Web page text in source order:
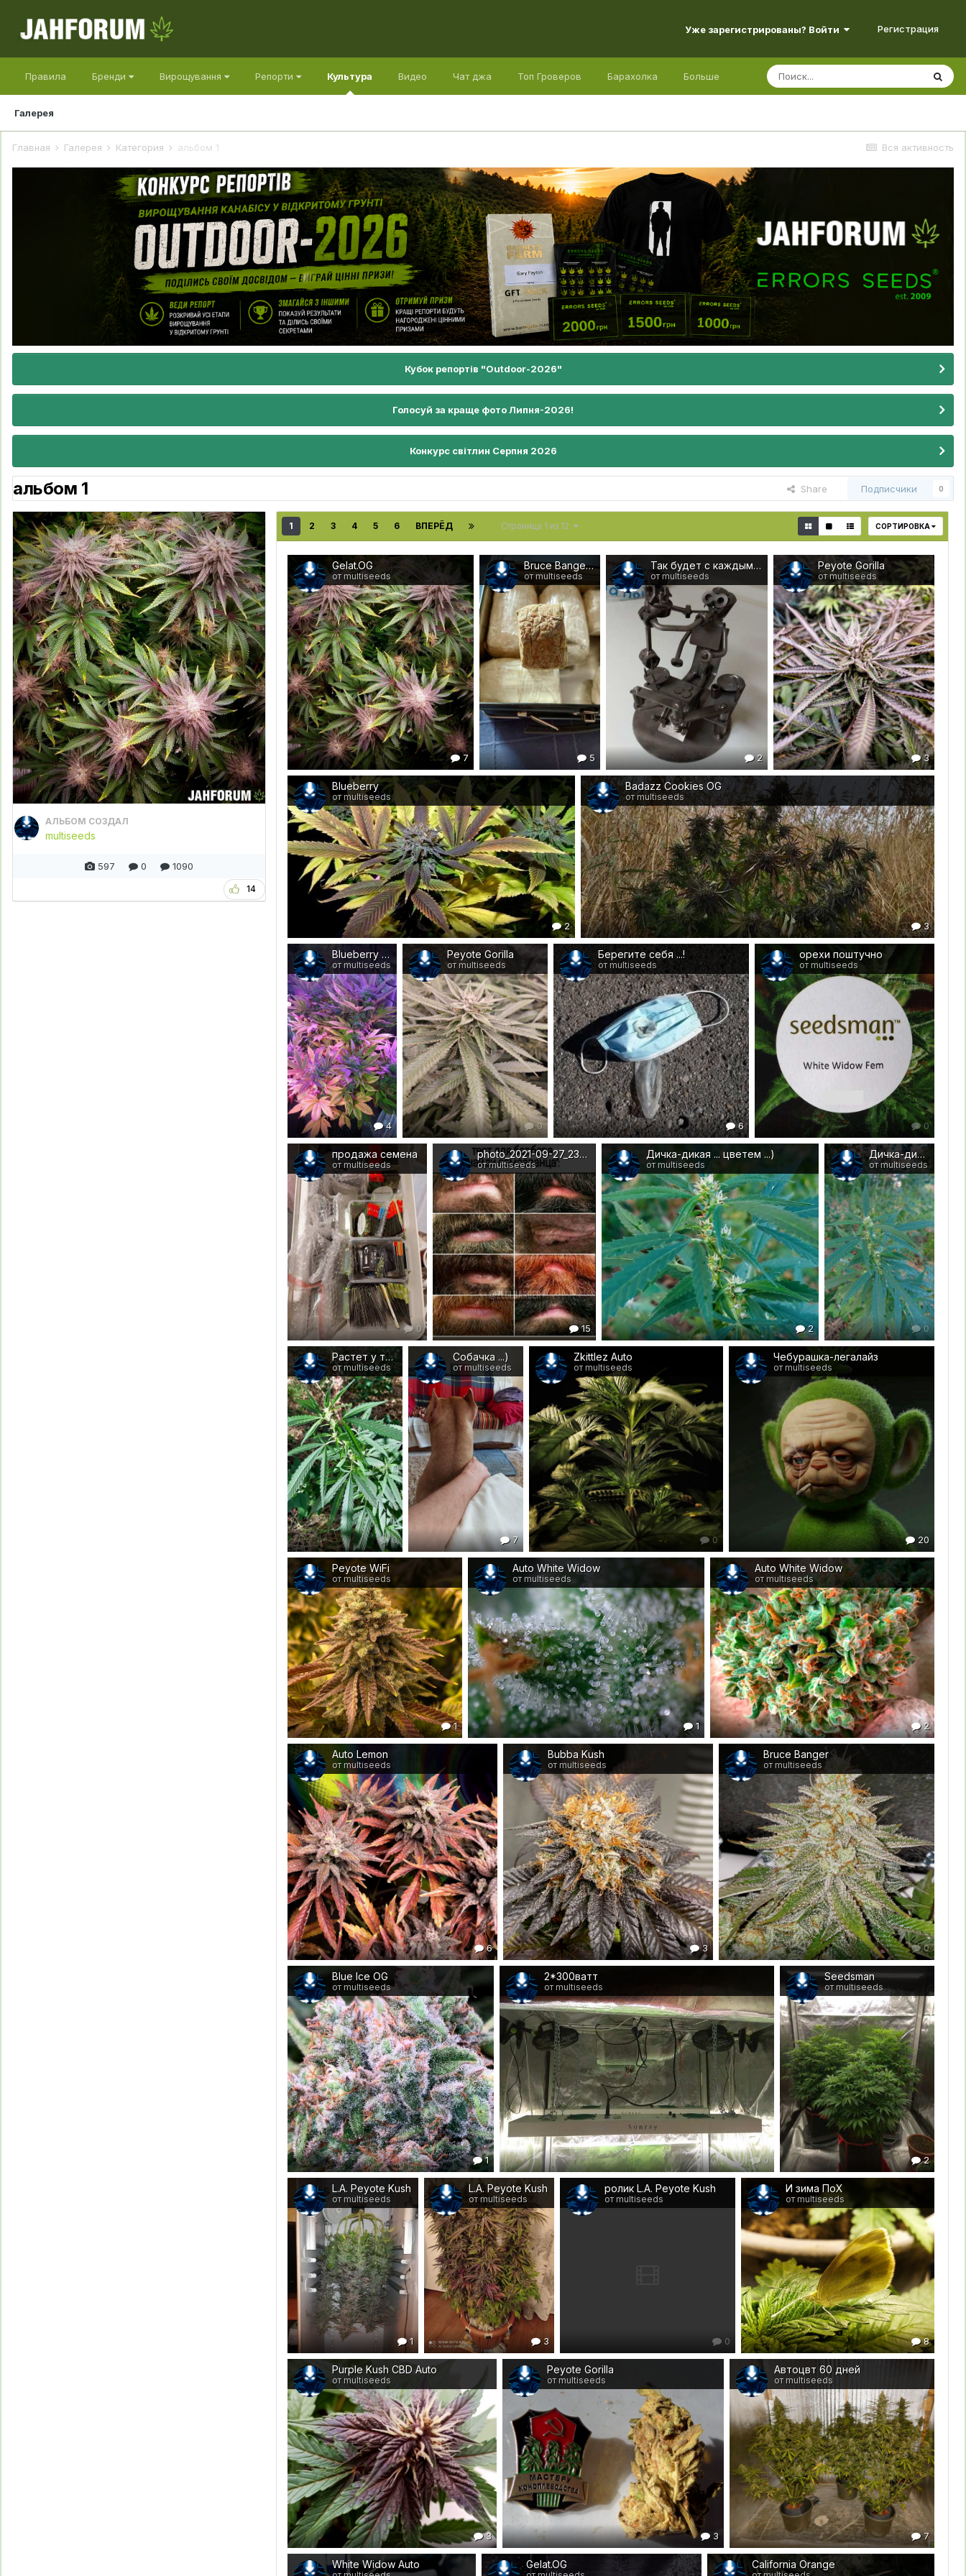
Уже зарегистрированы? Войти Регистрация
Правила Бренди Вирощування Репорти Культура
Галерея
Видео Чат джа Топ Гроверов Барахолка Больше
Вся активность
Главная Галерея Категория альбом 1
Кубок репортів "Outdoor-2026"
Голосуй за краще фото Липня-2026!
Конкурс світлин Серпня 2026
альбом 1 Share Подписчики 0
АЛЬБОМ СОЗДАЛ
multiseeds
597 0 1090
14
СОРТИРОВКА
1 2 3 4 5 6 ВПЕРЁД Страница 1 из 12
Gelat.OG
от multiseeds
7
Bruce Banger Fast
от multiseeds
5
Так будет с каждым ...))
от multiseeds
2
Peyote Gorilla
от multiseeds
3
Blueberry
от multiseeds
2
Badazz Cookies OG
от multiseeds
3
Blueberry fem
от multiseeds
4
Peyote Gorilla
от multiseeds
0
Берегите себя ...!
от multiseeds
6
орехи поштучно
от multiseeds
0
продажа семена
от multiseeds
0
photo_2021-09-27_23-51-55.jpg
от multiseeds
15
Дичка-дикая ... цветем ...)
от multiseeds
2
Дичка-дикая ... цветем ...)
от multiseeds
0
Растет у тротуара ... )
от multiseeds
0
Собачка ...)
от multiseeds
7
Zkittlez Auto
от multiseeds
0
Чебурашка-легалайз
от multiseeds
20
Peyote WiFi
от multiseeds
1
Auto White Widow
от multiseeds
1
Auto White Widow
от multiseeds
2
Auto Lemon
от multiseeds
6
Bubba Kush
от multiseeds
3
Bruce Banger
от multiseeds
0
Blue Ice OG
от multiseeds
1
2*300ватт
от multiseeds
0
Seedsman
от multiseeds
2
L.A. Peyote Kush
от multiseeds
1
L.A. Peyote Kush
от multiseeds
3
ролик L.A. Peyote Kush
от multiseeds
0
И зима ПоХ
от multiseeds
8
Purple Kush CBD Auto
от multiseeds
3
Peyote Gorilla
от multiseeds
3
Автоцвт 60 дней
от multiseeds
7
White Widow Auto Gelat.OG California Orange